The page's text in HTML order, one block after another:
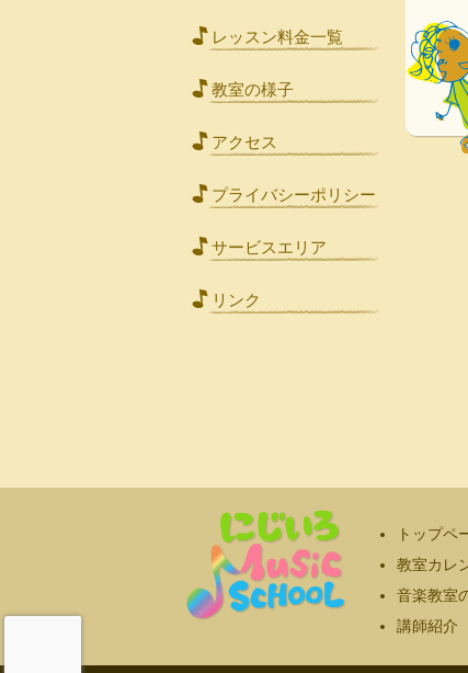
レッスン料金一覧
教室の様子
アクセス
プライバシーポリシー
サービスエリア
リンク
トップペ
教室カレ
音楽教室
講師紹介